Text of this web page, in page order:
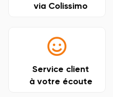
via Colissimo
Service client
à votre écoute